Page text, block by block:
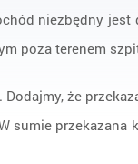
niezbędny
poza terenem
że
sumie przekazana